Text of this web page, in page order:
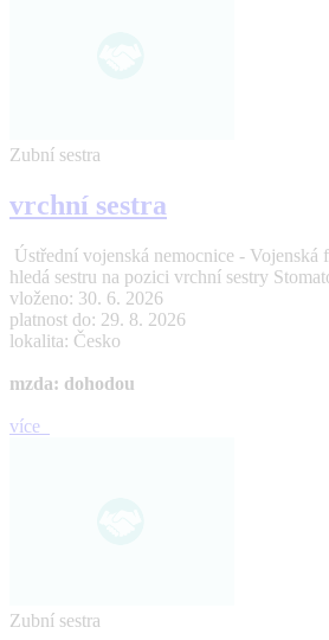
Zubní sestra
vrchní sestra
Ústřední vojenská nemocnice - Vojenská
hledá sestru na pozici vrchní sestry
vloženo: 30. 6. 2026
platnost do: 29. 8. 2026
lokalita: Česko
mzda: dohodou
více
Zubní sestra